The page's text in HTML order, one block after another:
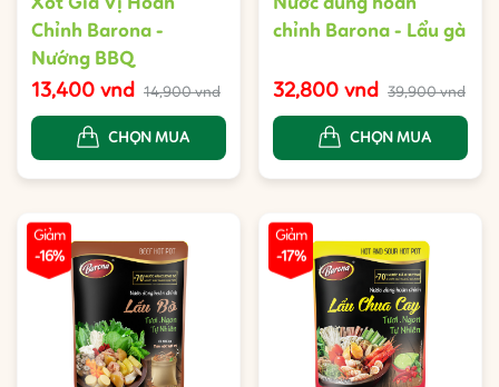
Chỉnh Barona -
Nướng BBQ
13,400 vnd 14,900 vnd
CHỌN MUA
chỉnh Barona - Lẩu gà
32,800 vnd 39,900 vnd
CHỌN MUA
Giảm
-16%
Giảm
-17%